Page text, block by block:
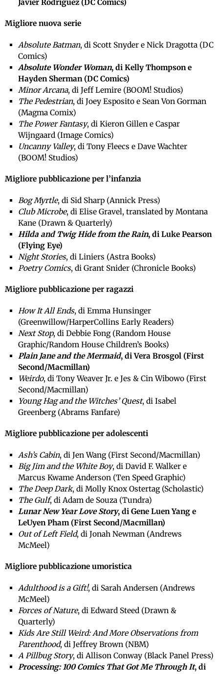
Javier Rodriguez (DC Comics)
Migliore nuova serie
Absolute Batman, di Scott Snyder e Nick Dragotta (DC
Comics)
Absolute Wonder Woman, di Kelly Thompson e
Hayden Sherman (DC Comics)
Minor Arcana, di Jeff Lemire (BOOM! Studios)
The Pedestrian, di Joey Esposito e Sean Von Gorman
(Magma Comix)
The Power Fantasy, di Kieron Gillen e Caspar
Wijngaard (Image Comics)
Uncanny Valley, di Tony Fleecs e Dave Wachter
(BOOM! Studios)
Migliore pubblicazione per l’infanzia
Bog Myrtle, di Sid Sharp (Annick Press)
Club Microbe, di Elise Gravel, translated by Montana
Kane (Drawn & Quarterly)
Hilda and Twig Hide from the Rain, di Luke Pearson
(Flying Eye)
Night Stories, di Liniers (Astra Books)
Poetry Comics, di Grant Snider (Chronicle Books)
Migliore pubblicazione per ragazzi
How It All Ends, di Emma Hunsinger
(Greenwillow/HarperCollins Early Readers)
Next Stop, di Debbie Fong (Random House
Graphic/Random House Children’s Books)
Plain Jane and the Mermaid, di Vera Brosgol (First
Second/Macmillan)
Weirdo, di Tony Weaver Jr. e Jes & Cin Wibowo (First
Second/Macmillan)
Young Hag and the Witches’ Quest, di Isabel
Greenberg (Abrams Fanfare)
Migliore pubblicazione per adolescenti
Ash’s Cabin, di Jen Wang (First Second/Macmillan)
Big Jim and the White Boy, di David F. Walker e
Marcus Kwame Anderson (Ten Speed Graphic)
The Deep Dark, di Molly Knox Ostertag (Scholastic)
The Gulf, di Adam de Souza (Tundra)
Lunar New Year Love Story, di Gene Luen Yang e
LeUyen Pham (First Second/Macmillan)
Out of Left Field, di Jonah Newman (Andrews
McMeel)
Migliore pubblicazione umoristica
Adulthood is a Gift!, di Sarah Andersen (Andrews
McMeel)
Forces of Nature, di Edward Steed (Drawn &
Quarterly)
Kids Are Still Weird: And More Observations from
Parenthood, di Jeffrey Brown (NBM)
A Pillbug Story, di Allison Conway (Black Panel Press)
Processing: 100 Comics That Got Me Through It, di